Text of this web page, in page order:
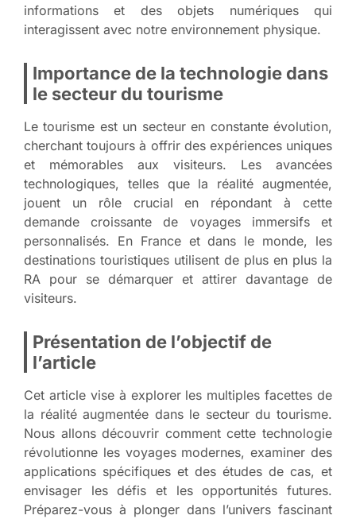
informations et des objets numériques qui
interagissent avec notre environnement physique.
Importance de la technologie dans
le secteur du tourisme
Le tourisme est un secteur en constante évolution,
cherchant toujours à offrir des expériences uniques
et mémorables aux visiteurs. Les avancées
technologiques, telles que la réalité augmentée,
jouent un rôle crucial en répondant à cette
demande croissante de voyages immersifs et
personnalisés. En France et dans le monde, les
destinations touristiques utilisent de plus en plus la
RA pour se démarquer et attirer davantage de
visiteurs.
Présentation de l’objectif de
l’article
Cet article vise à explorer les multiples facettes de
la réalité augmentée dans le secteur du tourisme.
Nous allons découvrir comment cette technologie
révolutionne les voyages modernes, examiner des
applications spécifiques et des études de cas, et
envisager les défis et les opportunités futures.
Préparez-vous à plonger dans l’univers fascinant